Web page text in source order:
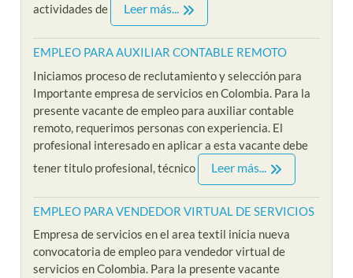
actividades de
Leer más...
EMPLEO PARA AUXILIAR CONTABLE REMOTO
Iniciamos proceso de reclutamiento y selección para
Importante empresa de servicios en Colombia. Para la
presente vacante de empleo para auxiliar contable
remoto, requerimos personas con experiencia. El
profesional interesado en aplicar a esta vacante debe
tener titulo profesional, técnico
Leer más...
EMPLEO PARA VENDEDOR VIRTUAL DE SERVICIOS
Empresa de servicios en el area textil inicia nueva
convocatoria de empleo para vendedor virtual de
servicios en Colombia. Para la presente vacante